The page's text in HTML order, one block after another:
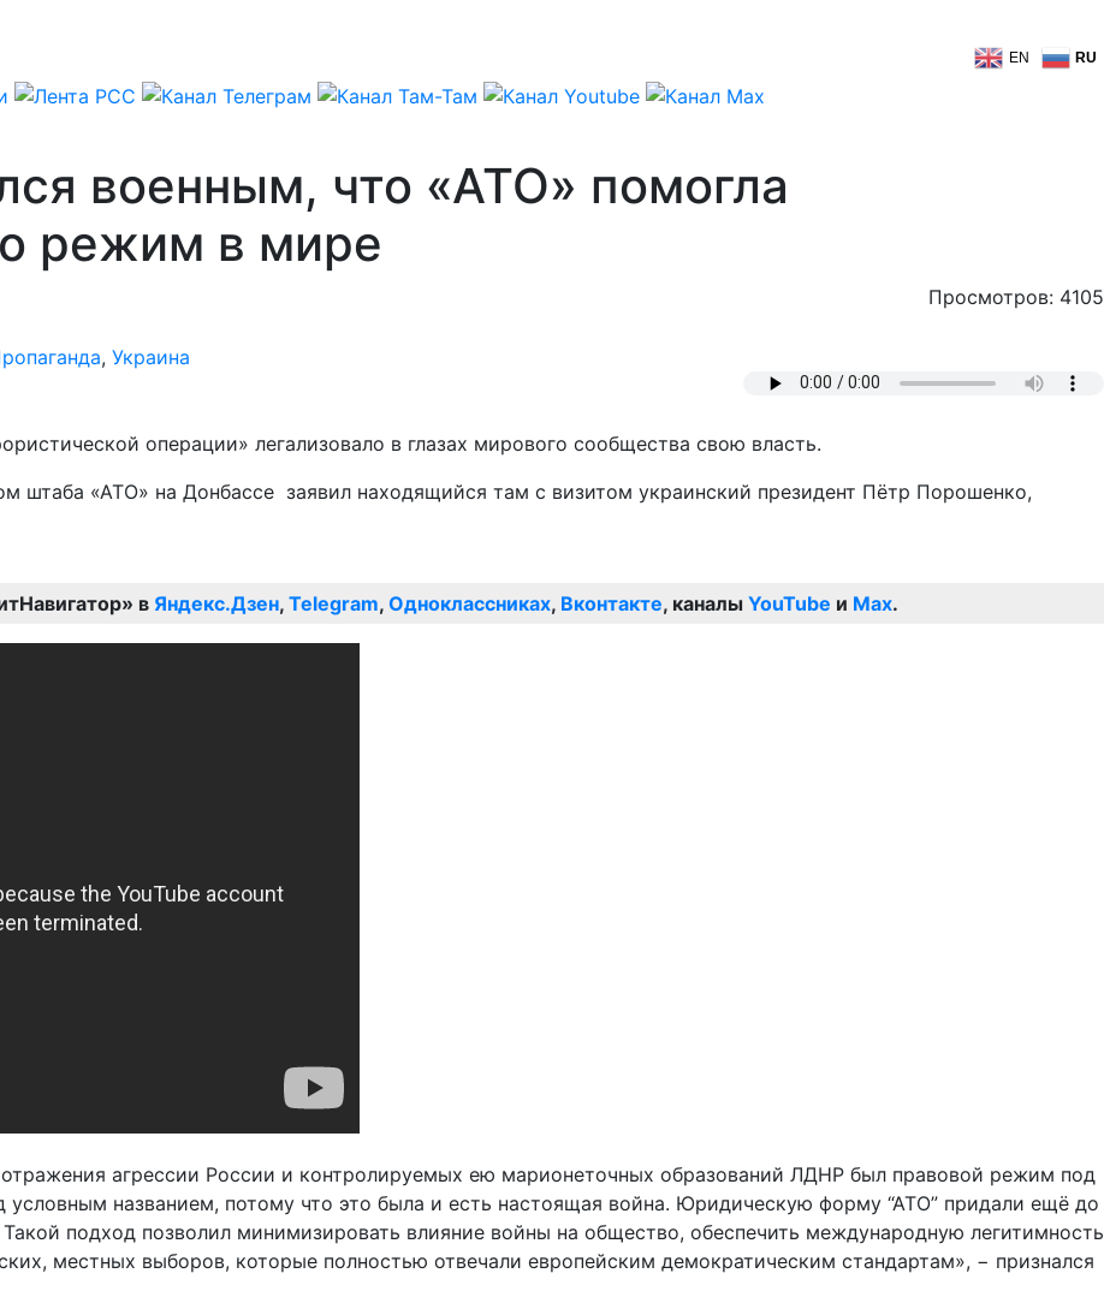
EN RU
военным, что «АТО» помогла
режим в мире
Просмотров: 4105
, Украина
операции» легализовало в глазах мирового сообщества свою власть.
штаба «АТО» на Донбассе заявил находящийся там с визитом украинский президент Пётр Порошенко,
в Яндекс.Дзен, Telegram, Одноклассниках, Вконтакте, каналы YouTube и Max.
агрессии России и контролируемых ею марионеточных образований ЛДНР был правовой режим под
условным названием, потому что это была и есть настоящая война. Юридическую форму “АТО” придали ещё до
подход позволил минимизировать влияние войны на общество, обеспечить международную легитимность
местных выборов, которые полностью отвечали европейским демократическим стандартам», − признался